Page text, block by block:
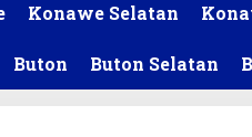
Konawe Selatan
Buton Buton Selatan